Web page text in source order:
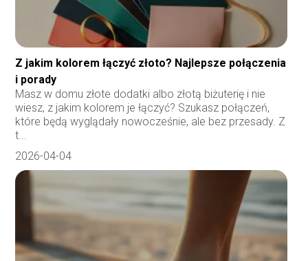
Z jakim kolorem łączyć złoto? Najlepsze połączenia
i porady
Masz w domu złote dodatki albo złotą biżuterię i nie
wiesz, z jakim kolorem je łączyć? Szukasz połączeń,
które będą wyglądały nowocześnie, ale bez przesady. Z
t...
2026-04-04